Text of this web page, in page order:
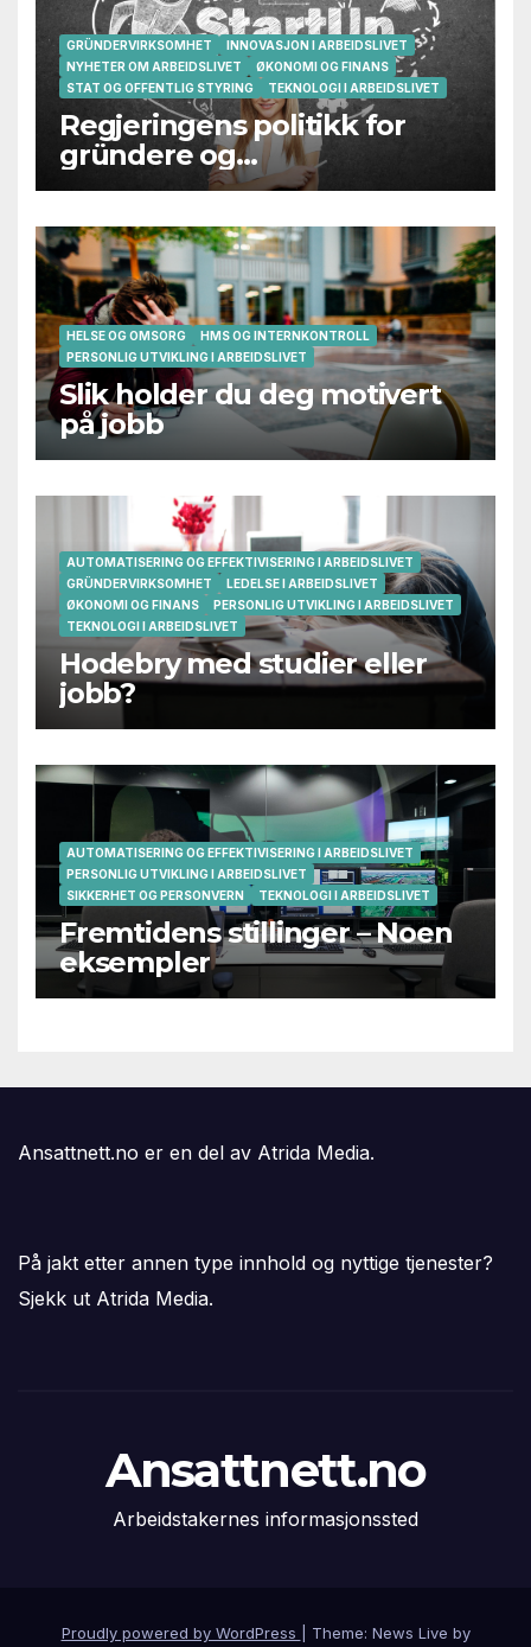
GRÜNDERVIRKSOMHET
INNOVASJON I ARBEIDSLIVET
NYHETER OM ARBEIDSLIVET
ØKONOMI OG FINANS
STAT OG OFFENTLIG STYRING
TEKNOLOGI I ARBEIDSLIVET
Regjeringens politikk for
gründere og
oppstartsbedrifter svikter
HELSE OG OMSORG
HMS OG INTERNKONTROLL
PERSONLIG UTVIKLING I ARBEIDSLIVET
Slik holder du deg motivert
på jobb
AUTOMATISERING OG EFFEKTIVISERING I ARBEIDSLIVET
GRÜNDERVIRKSOMHET
LEDELSE I ARBEIDSLIVET
ØKONOMI OG FINANS
PERSONLIG UTVIKLING I ARBEIDSLIVET
TEKNOLOGI I ARBEIDSLIVET
Hodebry med studier eller
jobb?
AUTOMATISERING OG EFFEKTIVISERING I ARBEIDSLIVET
PERSONLIG UTVIKLING I ARBEIDSLIVET
SIKKERHET OG PERSONVERN
TEKNOLOGI I ARBEIDSLIVET
Fremtidens stillinger – Noen
eksempler
Ansattnett.no er en del av Atrida Media.
På jakt etter annen type innhold og nyttige tjenester?
Sjekk ut Atrida Media.
Ansattnett.no
Arbeidstakernes informasjonssted
Proudly powered by WordPress Theme: News Live by